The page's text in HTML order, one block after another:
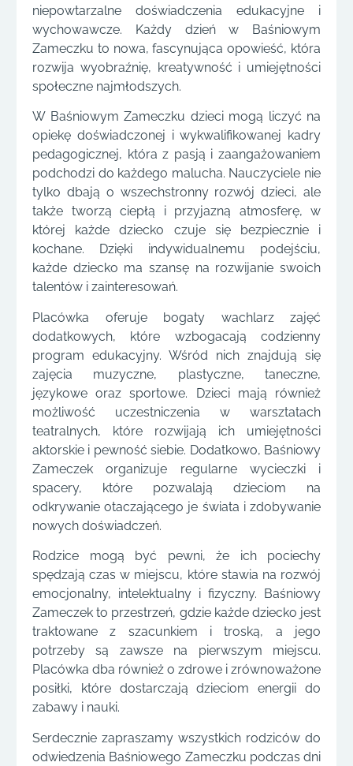
niepowtarzalne doświadczenia edukacyjne i
wychowawcze. Każdy dzień w Baśniowym
Zameczku to nowa, fascynująca opowieść, która
rozwija wyobraźnię, kreatywność i umiejętności
społeczne najmłodszych.
W Baśniowym Zameczku dzieci mogą liczyć na
opiekę doświadczonej i wykwalifikowanej kadry
pedagogicznej, która z pasją i zaangażowaniem
podchodzi do każdego malucha. Nauczyciele nie
tylko dbają o wszechstronny rozwój dzieci, ale
także tworzą ciepłą i przyjazną atmosferę, w
której każde dziecko czuje się bezpiecznie i
kochane. Dzięki indywidualnemu podejściu,
każde dziecko ma szansę na rozwijanie swoich
talentów i zainteresowań.
Placówka oferuje bogaty wachlarz zajęć
dodatkowych, które wzbogacają codzienny
program edukacyjny. Wśród nich znajdują się
zajęcia muzyczne, plastyczne, taneczne,
językowe oraz sportowe. Dzieci mają również
możliwość uczestniczenia w warsztatach
teatralnych, które rozwijają ich umiejętności
aktorskie i pewność siebie. Dodatkowo, Baśniowy
Zameczek organizuje regularne wycieczki i
spacery, które pozwalają dzieciom na
odkrywanie otaczającego je świata i zdobywanie
nowych doświadczeń.
Rodzice mogą być pewni, że ich pociechy
spędzają czas w miejscu, które stawia na rozwój
emocjonalny, intelektualny i fizyczny. Baśniowy
Zameczek to przestrzeń, gdzie każde dziecko jest
traktowane z szacunkiem i troską, a jego
potrzeby są zawsze na pierwszym miejscu.
Placówka dba również o zdrowe i zrównoważone
posiłki, które dostarczają dzieciom energii do
zabawy i nauki.
Serdecznie zapraszamy wszystkich rodziców do
odwiedzenia Baśniowego Zameczku podczas dni